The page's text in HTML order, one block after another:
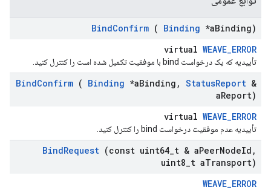
BindConfirm ( Binding *aBinding)
virtual WEAVE_ERROR
تأییدیه که یک درخواست bind با موفقیت تکمیل شده است را کنترل کنید.
BindConfirm ( Binding *aBinding , StatusReport &
aReport)
virtual WEAVE_ERROR
تأییدیه عدم موفقیت درخواست bind را کنترل کنید.
BindRequest (const uint64 t & aPeerNodeId ,
uint8 t aTransport)
WEAVE_ERROR